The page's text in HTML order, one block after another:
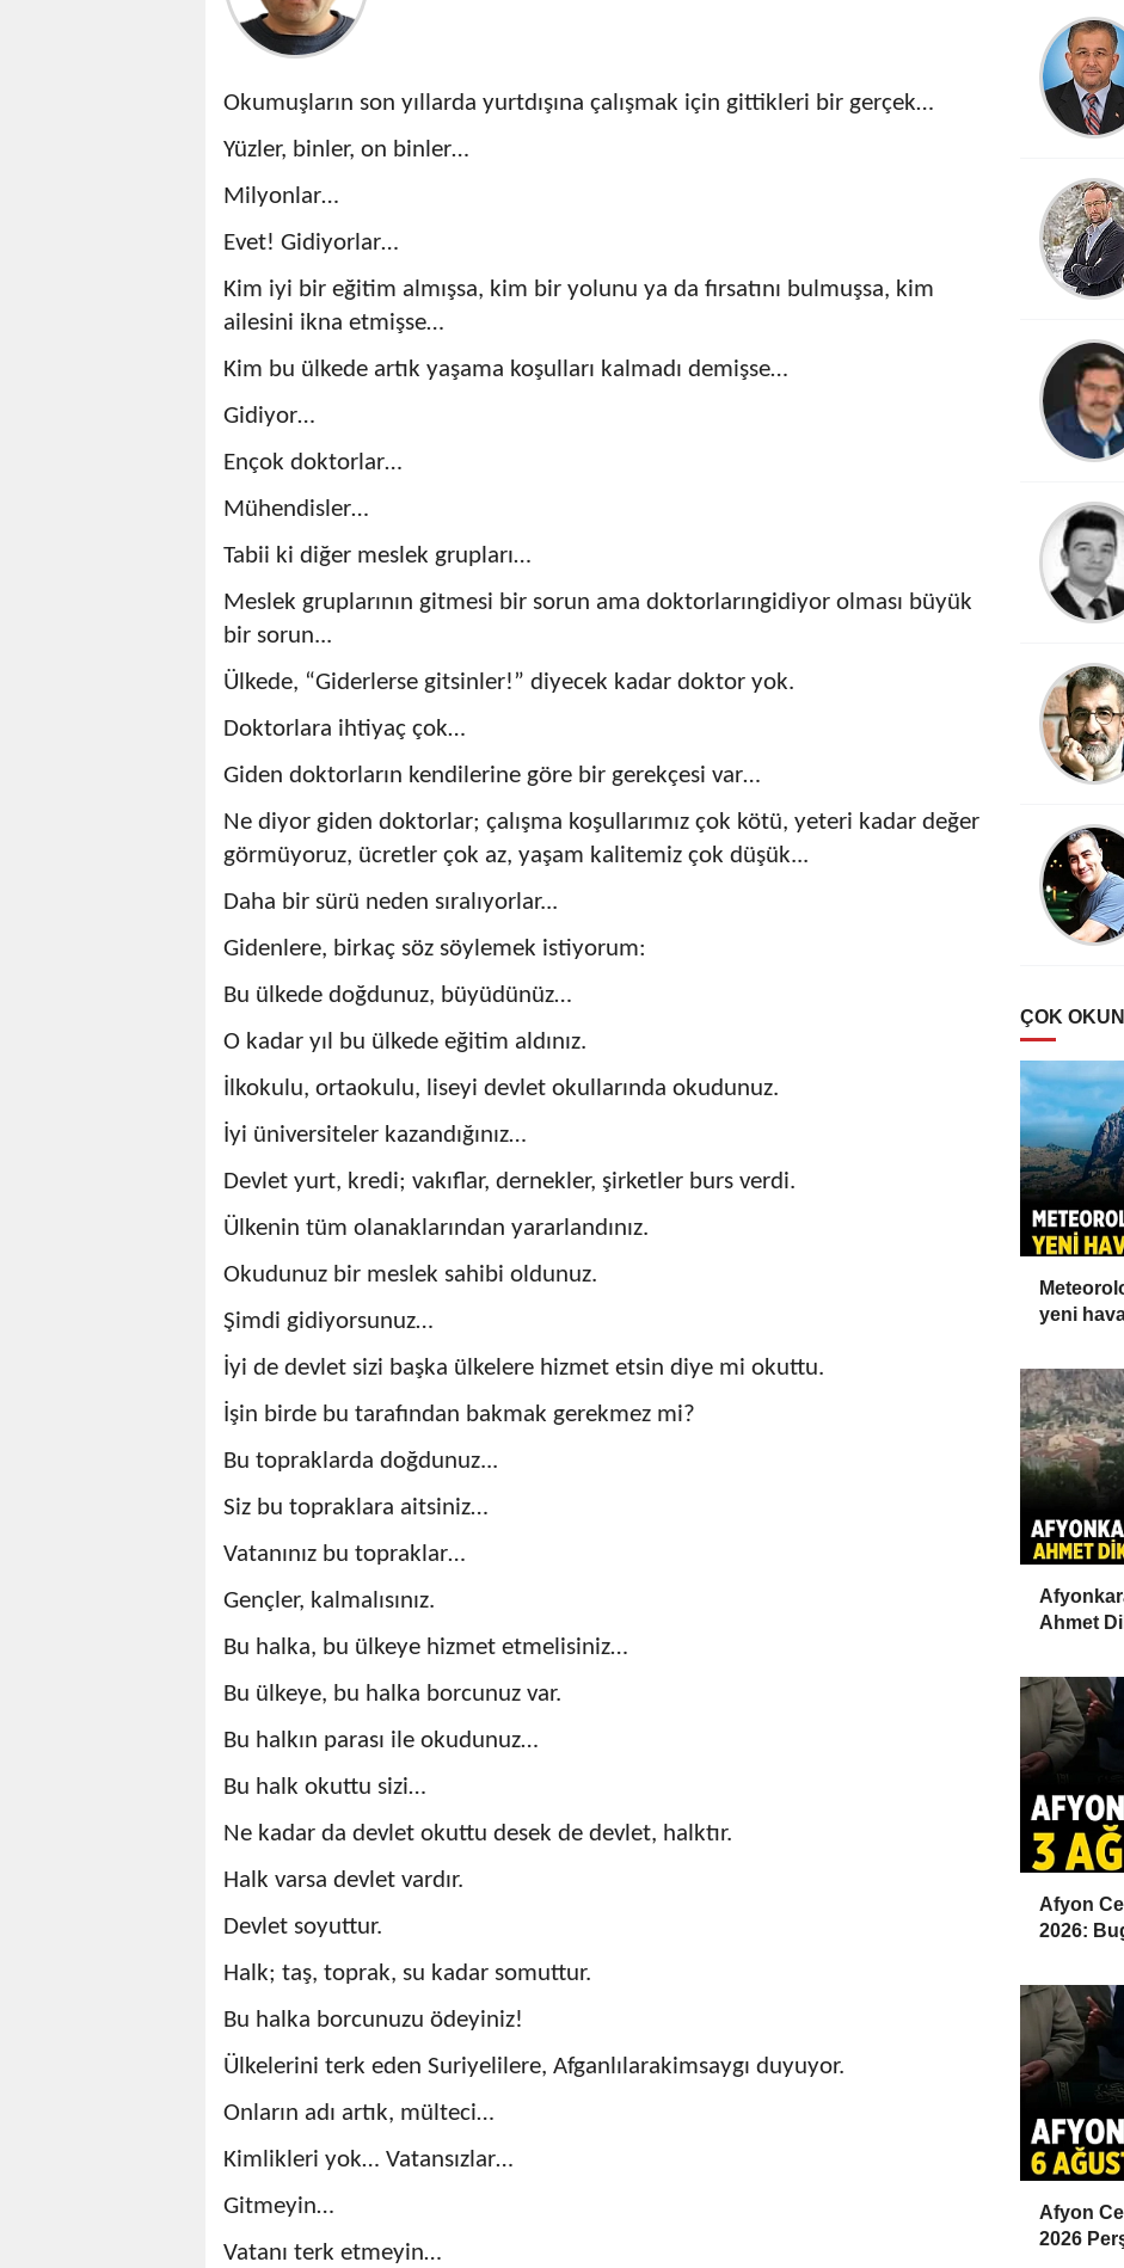
Okumuşların son yıllarda yurtdışına çalışmak için gittikleri bir gerçek…
Yüzler, binler, on binler…
Milyonlar…
Evet! Gidiyorlar…
Kim iyi bir eğitim almışsa, kim bir yolunu ya da fırsatını bulmuşsa, kim
ailesini ikna etmişse…
Kim bu ülkede artık yaşama koşulları kalmadı demişse…
Gidiyor…
Ençok doktorlar…
Mühendisler…
Tabii ki diğer meslek grupları…
Meslek gruplarının gitmesi bir sorun ama doktorlarıngidiyor olması büyük
bir sorun...
Ülkede, “Giderlerse gitsinler!” diyecek kadar doktor yok.
Doktorlara ihtiyaç çok…
Giden doktorların kendilerine göre bir gerekçesi var…
Ne diyor giden doktorlar; çalışma koşullarımız çok kötü, yeteri kadar değer
görmüyoruz, ücretler çok az, yaşam kalitemiz çok düşük...
Daha bir sürü neden sıralıyorlar...
Gidenlere, birkaç söz söylemek istiyorum:
Bu ülkede doğdunuz, büyüdünüz…
O kadar yıl bu ülkede eğitim aldınız.
İlkokulu, ortaokulu, liseyi devlet okullarında okudunuz.
İyi üniversiteler kazandığınız…
Devlet yurt, kredi; vakıflar, dernekler, şirketler burs verdi.
Ülkenin tüm olanaklarından yararlandınız.
Okudunuz bir meslek sahibi oldunuz.
Şimdi gidiyorsunuz…
İyi de devlet sizi başka ülkelere hizmet etsin diye mi okuttu.
İşin birde bu tarafından bakmak gerekmez mi?
Bu topraklarda doğdunuz...
Siz bu topraklara aitsiniz…
Vatanınız bu topraklar…
Gençler, kalmalısınız.
Bu halka, bu ülkeye hizmet etmelisiniz…
Bu ülkeye, bu halka borcunuz var.
Bu halkın parası ile okudunuz…
Bu halk okuttu sizi…
Ne kadar da devlet okuttu desek de devlet, halktır.
Halk varsa devlet vardır.
Devlet soyuttur.
Halk; taş, toprak, su kadar somuttur.
Bu halka borcunuzu ödeyiniz!
Ülkelerini terk eden Suriyelilere, Afganlılarakimsaygı duyuyor.
Onların adı artık, mülteci…
Kimlikleri yok… Vatansızlar…
Gitmeyin…
Vatanı terk etmeyin…
ÇOK
yeni
Ahmet
Afyon
2026:
Afyon
2026